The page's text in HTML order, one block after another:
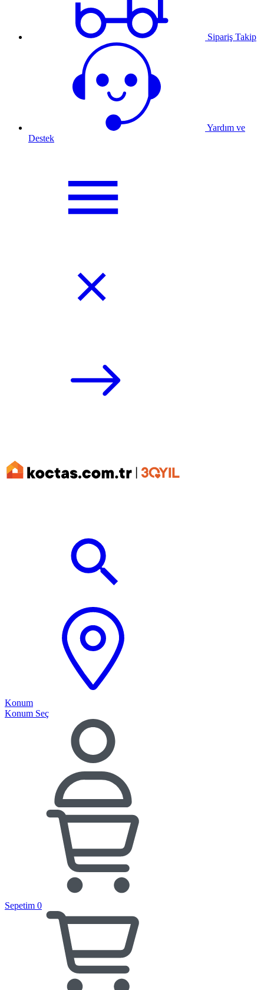
Sipariş Takip
Yardım ve
Destek
Konum
Konum Seç
Sepetim 0